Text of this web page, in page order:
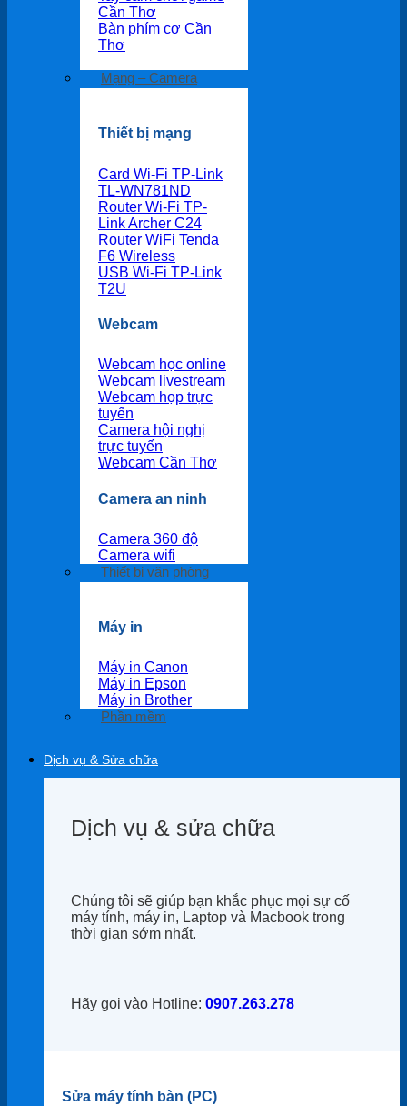
Cần Thơ
Bàn phím cơ Cần
Thơ
Mạng – Camera
Thiết bị mạng
Card Wi-Fi TP-Link
TL-WN781ND
Router Wi-Fi TP-
Link Archer C24
Router WiFi Tenda
F6 Wireless
USB Wi-Fi TP-Link
T2U
Webcam
Webcam học online
Webcam livestream
Webcam họp trực
tuyến
Camera hội nghị
trực tuyến
Webcam Cần Thơ
Camera an ninh
Camera 360 độ
Camera wifi
Thiết bị văn phòng
Máy in
Máy in Canon
Máy in Epson
Máy in Brother
Phần mềm
Dịch vụ & Sửa chữa
Dịch vụ & sửa chữa
Chúng tôi sẽ giúp bạn khắc phục mọi sự cố
máy tính, máy in, Laptop và Macbook trong
thời gian sớm nhất.
Hãy gọi vào Hotline: 0907.263.278
Sửa máy tính bàn (PC)